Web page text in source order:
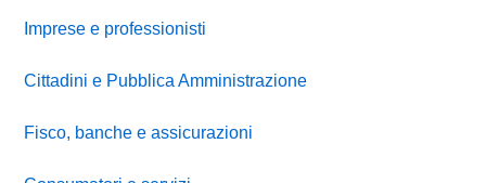
Imprese e professionisti
Cittadini e Pubblica Amministrazione
Fisco, banche e assicurazioni